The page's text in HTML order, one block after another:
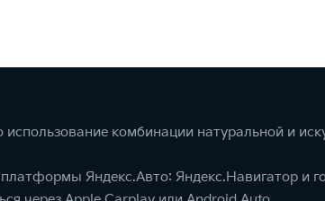
комбинации натуральной и
Яндекс.Авто: Яндекс.Навигатор и